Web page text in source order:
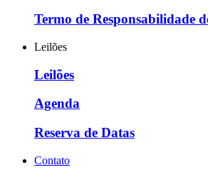
Termo de Responsabilidade
Leilões
Leilões
Agenda
Reserva de Datas
Contato